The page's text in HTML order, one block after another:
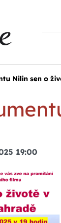
Nilin sen o
19:00